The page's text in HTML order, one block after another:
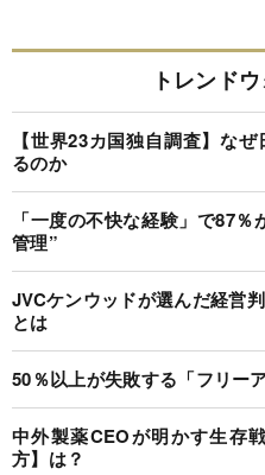
トレンド
【世界23カ国独自調査】な
るのか
「一度の不快な経験」で87
管理”
JVCケンウッドが選んだ経営
とは
50％以上が失敗する「フリー
中外製薬CEOが明かす生存
方】は？